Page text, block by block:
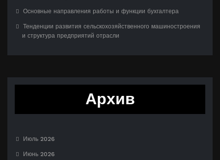
Основные направления работы и функции бухгалтера
Тенденции развития сельскохозяйственного машиностроения
и структура предприятий отрасли
Архив
Июль 2026
Июнь 2026